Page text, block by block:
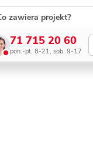
Dom pasywny - co to
zawiera projekt?
71 715 20 60
pon.-pt. 8-21, sob. 9-17